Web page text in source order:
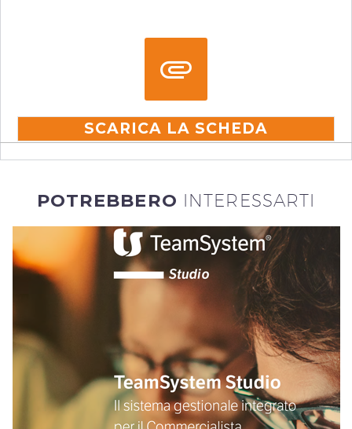


SCARICA LA SCHEDA
POTREBBERO INTERESSARTI